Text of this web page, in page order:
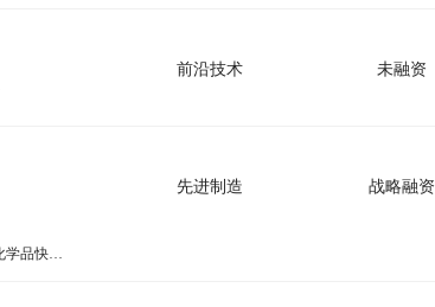
前沿技术 未融资
兴福电子IPO：芯片国产化战略推动湿电子化学品快速增长
先进制造 战略融资